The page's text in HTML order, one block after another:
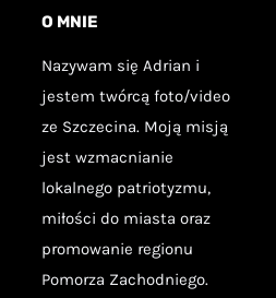
O MNIE
Nazywam się Adrian i
jestem twórcą foto/video
ze Szczecina. Moją misją
jest wzmacnianie
lokalnego patriotyzmu,
miłości do miasta oraz
promowanie regionu
Pomorza Zachodniego.